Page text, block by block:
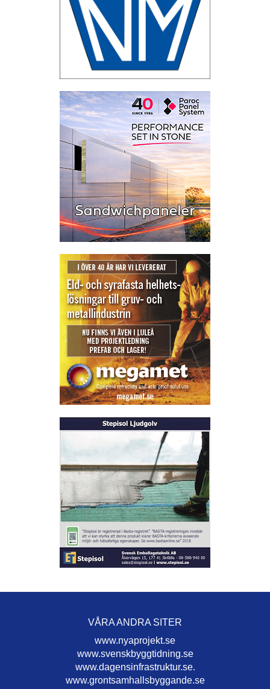
VÅRA ANDRA SITER
www.nyaprojekt.se
www.svenskbyggtidning.se
www.dagensinfrastruktur.se.
www.grontsamhallsbyggande.se